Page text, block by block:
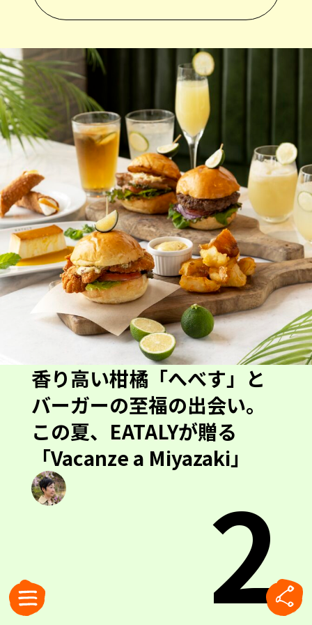
香り高い柑橘「へべす」と
バーガーの至福の出会い。
この夏、EATALYが贈る
「Vacanze a Miyazaki」
2